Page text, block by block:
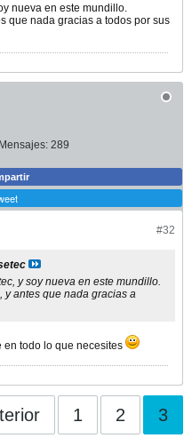
nueva en este mundillo.
que nada gracias a todos por sus
Mensajes: 289
#32
y soy nueva en este mundillo.
y antes que nada gracias a
en todo lo que necesites
1 2 3